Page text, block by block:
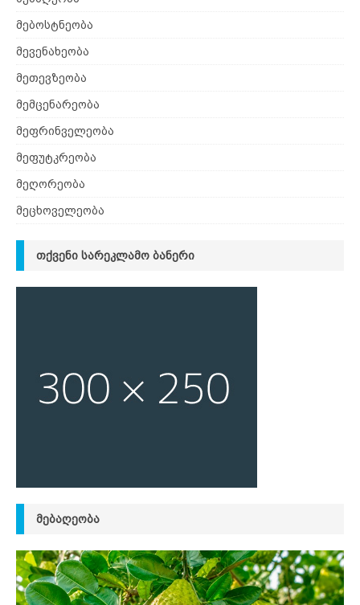
მებოსტნეობა
მევენახეობა
მეთევზეობა
მემცენარეობა
მეფრინველეობა
მეფუტკრეობა
მეღორეობა
მეცხოველეობა
ᲗᲥᲕᲔᲜᲘ ᲡᲐᲠᲔᲙᲚᲐᲛᲝ ᲑᲐᲜᲔᲠᲘ
ᲛᲔᲑᲐᲦᲔᲝᲑᲐ